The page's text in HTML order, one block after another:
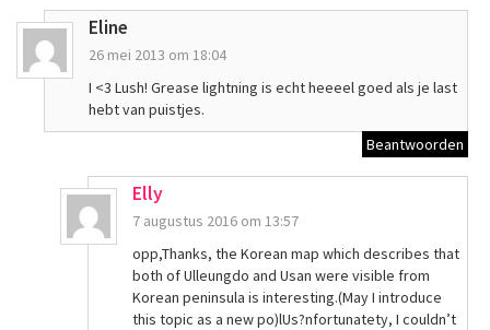
Eline
26 mei 2013 om 18:04
I <3 Lush! Grease lightning is echt heeeel goed als je last
hebt van puistjes.
Beantwoorden
Elly
7 augustus 2016 om 13:57
opp,Thanks, the Korean map which describes that
both of Ulleungdo and Usan were visible from
Korean peninsula is interesting.(May I introduce
this topic as a new po)lUs?nfortunatety, I couldn’t